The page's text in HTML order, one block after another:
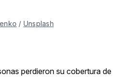
/ Unsplash
perdieron su cobertura de